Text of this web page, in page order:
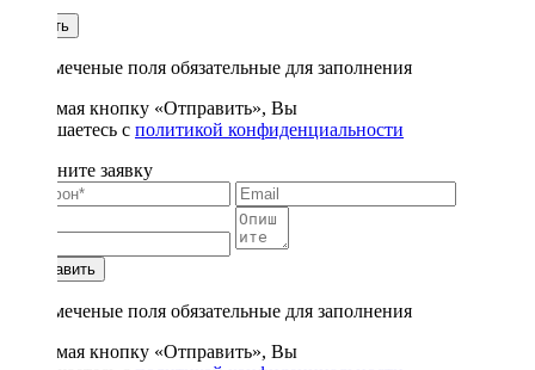
Купить
* - отмеченые поля обязательные для заполнения
Нажимая кнопку «Отправить», Вы
соглашаетесь с политикой конфиденциальности
Заполните заявку
Отправить
* - отмеченые поля обязательные для заполнения
Нажимая кнопку «Отправить», Вы